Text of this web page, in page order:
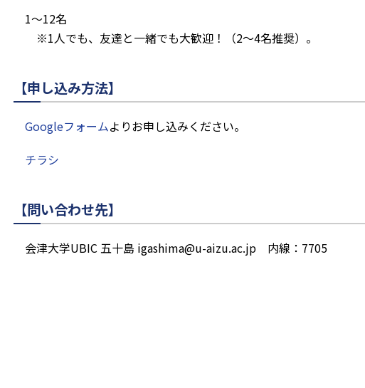
1～12名
※1人でも、友達と一緒でも大歓迎！（2～4名推奨）。
【申し込み方法】
Googleフォームよりお申し込みください。
チラシ
【問い合わせ先】
会津大学UBIC 五十島 igashima@u-aizu.ac.jp 内線：7705